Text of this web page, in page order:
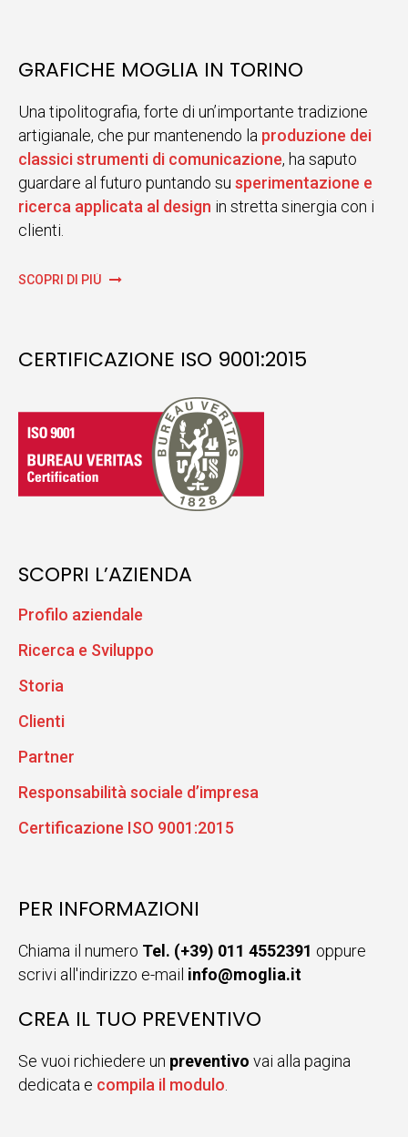
GRAFICHE MOGLIA IN TORINO
Una tipolitografia, forte di un’importante tradizione
artigianale, che pur mantenendo la produzione dei
classici strumenti di comunicazione, ha saputo
guardare al futuro puntando su sperimentazione e
ricerca applicata al design in stretta sinergia con i
clienti.
SCOPRI DI PIÙ
CERTIFICAZIONE ISO 9001:2015
SCOPRI L’AZIENDA
Profilo aziendale
Ricerca e Sviluppo
Storia
Clienti
Partner
Responsabilità sociale d’impresa
Certificazione ISO 9001:2015
PER INFORMAZIONI
Chiama il numero Tel. (+39) 011 4552391 oppure
scrivi all'indirizzo e-mail info@moglia.it
CREA IL TUO PREVENTIVO
Se vuoi richiedere un preventivo vai alla pagina
dedicata e compila il modulo.